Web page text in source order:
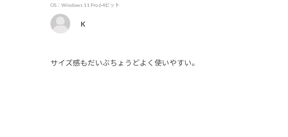
OS：Windows 11 Pro 64ビット
K
サイズ感もだいぶちょうどよく使いやすい。